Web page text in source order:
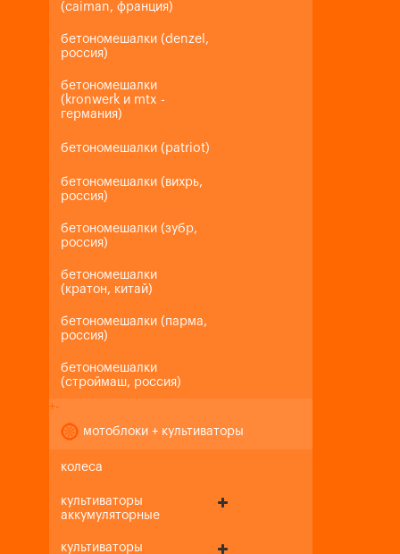
(caiman, франция)
бетономешалки (denzel,
россия)
бетономешалки
(kronwerk и mtx -
германия)
бетономешалки (patriot)
бетономешалки (вихрь,
россия)
бетономешалки (зубр,
россия)
бетономешалки
(кратон, китай)
бетономешалки (парма,
россия)
бетономешалки
(строймаш, россия)
+-
мотоблоки + культиваторы
колеса
культиваторы
аккумуляторные
культиваторы